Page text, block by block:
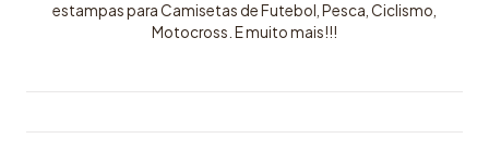
estampas para Camisetas de Futebol, Pesca, Ciclismo,
Motocross. E muito mais!!!